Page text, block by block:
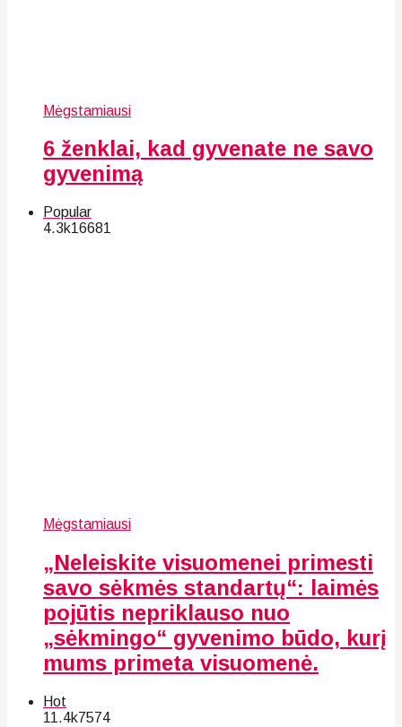
Mėgstamiausi
6 ženklai, kad gyvenate ne savo
gyvenimą
Popular
4.3k16681
Mėgstamiausi
„Neleiskite visuomenei primesti
savo sėkmės standartų“: laimės
pojūtis nepriklauso nuo
„sėkmingo“ gyvenimo būdo, kurį
mums primeta visuomenė.
Hot
11.4k7574